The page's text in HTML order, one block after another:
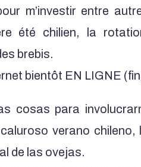
m’investir entre
été chilien, la
brebis.
bientôt EN LIGNE
cosas para
verano
de las ovejas.